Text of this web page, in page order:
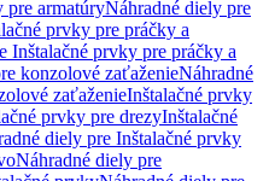
pre armatúryNáhradné diely pre
prvky pre práčky a
Inštalačné prvky pre práčky a
konzolové zaťaženieNáhradné
zaťaženieInštalačné prvky
prvky pre drezyInštalačné
diely pre Inštalačné prvky
Náhradné diely pre